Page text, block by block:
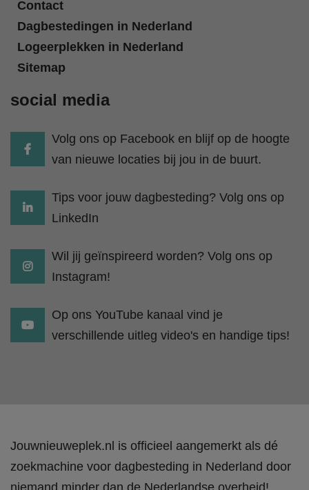
Contact
Dagbestedingen in Nederland
Logeerplekken in Nederland
Sitemap
social media
Volg ons op Facebook en blijf op de hoogte
van nieuwe locaties bij jou in de buurt.
Tips voor jouw dagbesteding? Volg ons op
LinkedIn
Wil jij geïnspireerd worden? Volg ons op
Instagram!
Op ons YouTube kanaal vind je
verschillende uitleg video's en handige tips!
Jouwnieuweplek.nl is officieel aangemerkt als dé
zoekmachine voor dagbesteding in Nederland door
niemand minder dan de Nederlandse overheid!